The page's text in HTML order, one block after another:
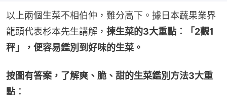
以上兩個生菜不相伯仲，難分高下。據日本蔬果業界
龍頭代表杉本先生講解， 揀生菜的3大重點︰「2觀1
秤」，便容易鑑別到好味的生菜。
按圖有答案，了解爽、脆、甜的生菜鑑別方法3大重
點︰